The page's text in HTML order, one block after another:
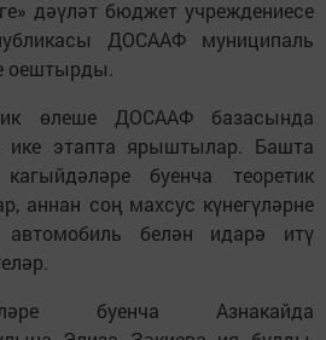
дәүләт бюджет учреждениесе
ДОСААФ муниципаль
оештырды.
өлеше ДОСААФ базасында
ике этапта ярыштылар. Башта
буенча теоретик
аннан соң махсус күнегүләрне
автомобиль белән идарә итү
буенча Азнакайда